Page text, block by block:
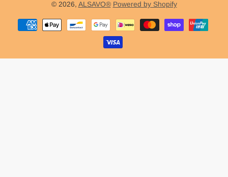
© 2026, ALSAVO® Powered by Shopify
Metodi di pagamento